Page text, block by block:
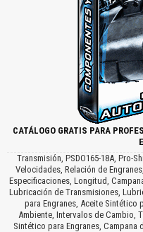
CATÁLOGO GRATIS PARA
Transmisión, PSDO165-18A, Pro-
Velocidades, Relación de
Especificaciones, Longitud,
Lubricación de Transmisiones,
para Engranes, Aceite Sintético
Ambiente, Intervalos de Cambio,
Sintético para Engranes,